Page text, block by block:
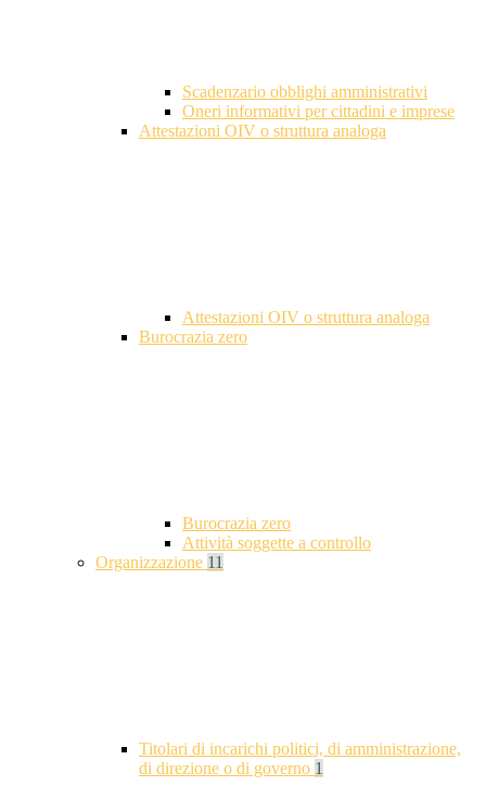
Scadenzario obblighi amministrativi
Oneri informativi per cittadini e imprese
Attestazioni OIV o struttura analoga
Attestazioni OIV o struttura analoga
Burocrazia zero
Burocrazia zero
Attività soggette a controllo
Organizzazione 11
Titolari di incarichi politici, di amministrazione,
di direzione o di governo 1